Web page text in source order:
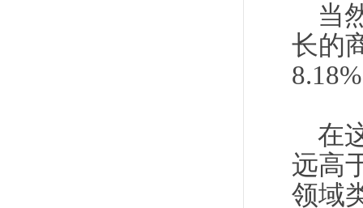
当
长的
在
远高
领域